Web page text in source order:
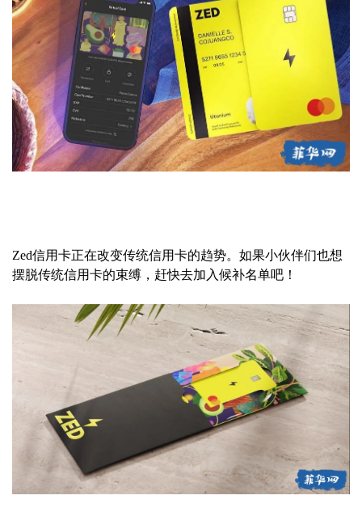
Zed信用卡正在改变传统信用卡的趋势。如果小伙伴们也想
摆脱传统信用卡的束缚，赶快去加入候补名单吧！